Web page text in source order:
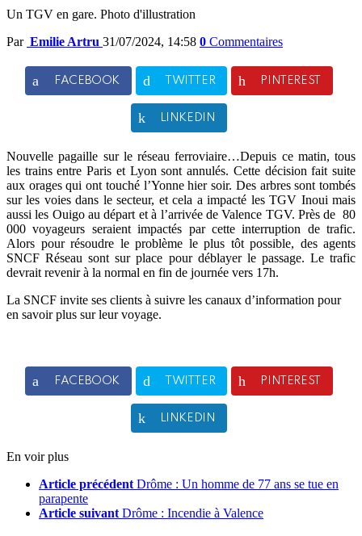
Un TGV en gare. Photo d'illustration
Par Emilie Artru 31/07/2024, 14:58 0 Commentaires
FACEBOOK TWITTER PINTEREST
LINKEDIN
Nouvelle pagaille sur le réseau ferroviaire…Depuis ce matin, tous
les trains entre Paris et Lyon sont annulés. Cette décision fait suite
aux orages qui ont touché l’Yonne hier soir. Des arbres sont tombés
sur les voies dans le secteur, et cela a impacté les TGV Inoui mais
aussi les Ouigo au départ et à l’arrivée de Valence TGV. Près de 80
000 voyageurs seraient impactés par cette interruption de trafic.
Alors pour résoudre le problème le plus tôt possible, des agents
SNCF Réseau sont sur place pour déblayer le passage. Le trafic
devrait revenir à la normal en fin de journée vers 17h.
La SNCF invite ses clients à suivre les canaux d’information pour
en savoir plus sur leur voyage.
FACEBOOK TWITTER PINTEREST
LINKEDIN
En voir plus
Article précédent Drôme : Un homme de 77 ans se tue en
parapente
Article suivant Drôme : Incendie à Valence